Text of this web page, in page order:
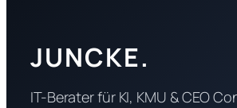
JUNCKE.
IT-Berater für KI, KMU & CEO